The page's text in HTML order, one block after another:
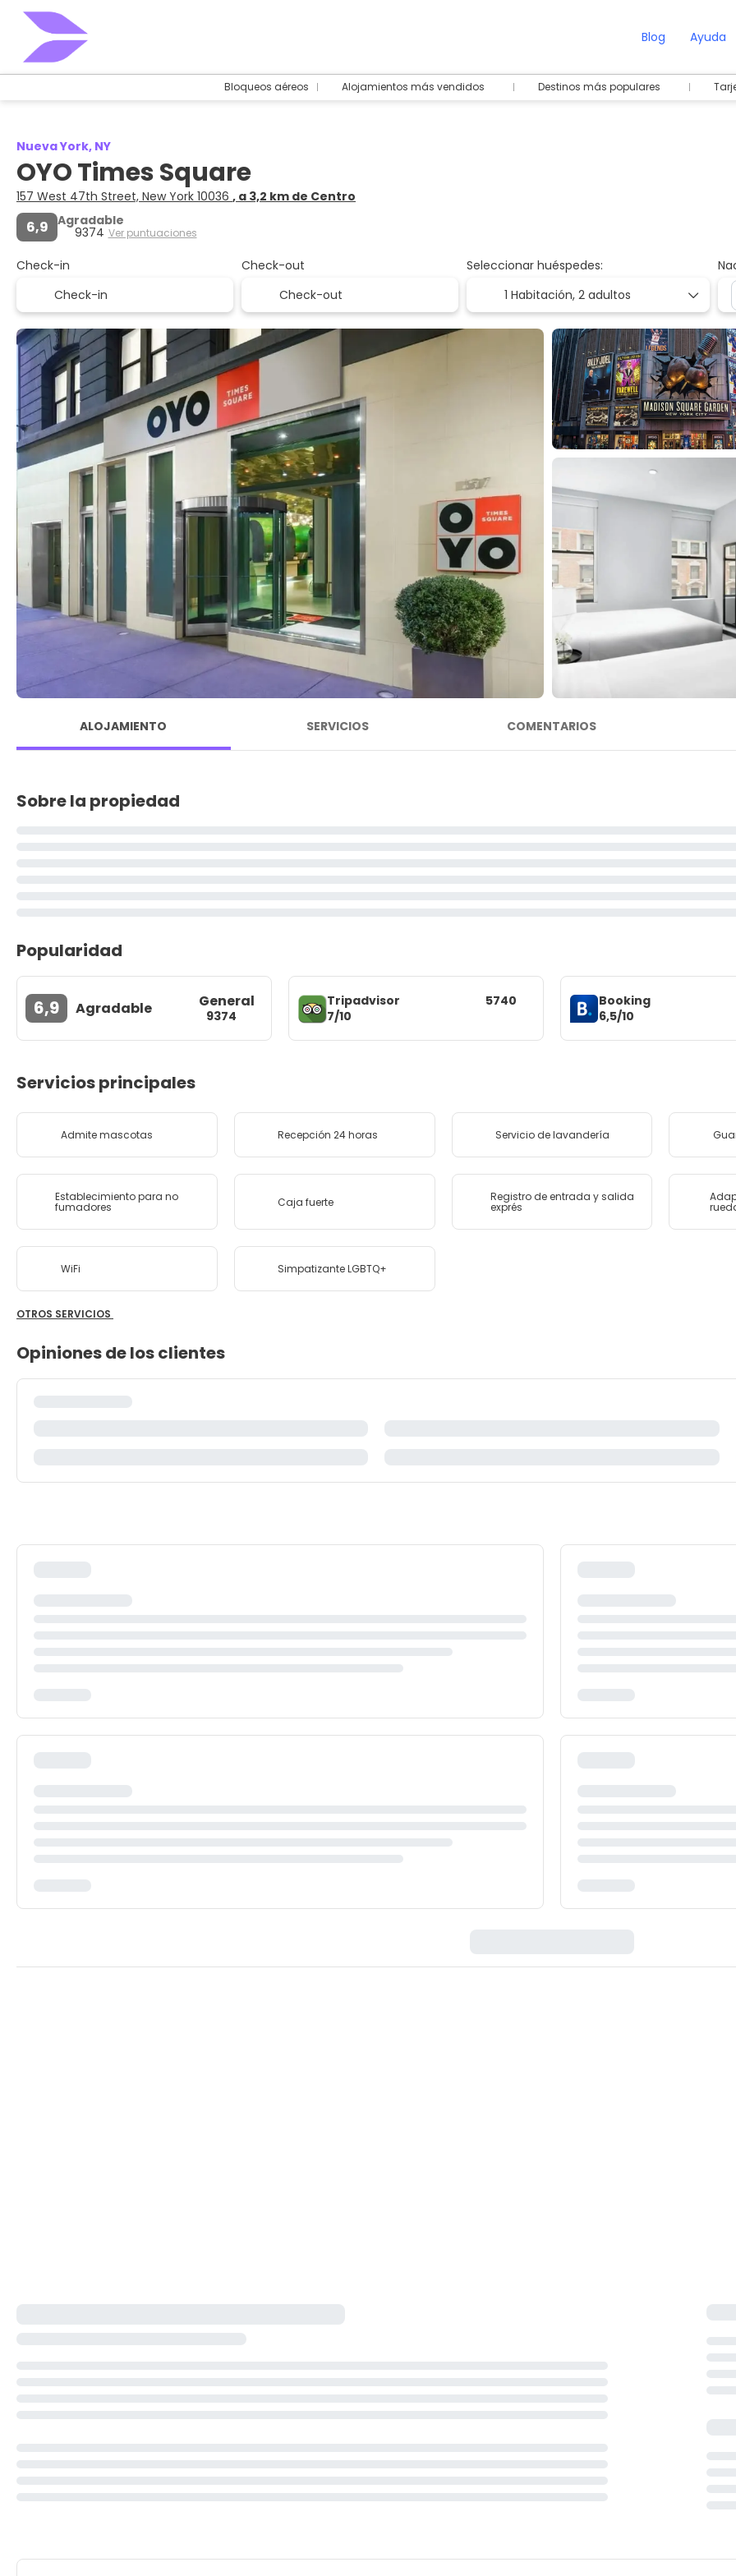
Blog Ayuda
Bloqueos aéreos Alojamientos más vendidos Destinos más populares
Nueva York, NY
OYO Times Square
157 West 47th Street, New York 10036 , a 3,2 km de Centro
6,9 Agradable
9374 Ver puntuaciones
Check-in
Check-out
Seleccionar huéspedes:
1 Habitación, 2 adultos
ALOJAMIENTO SERVICIOS COMENTARIOS
Sobre la propiedad
Popularidad
6,9 Agradable General
9374
Tripadvisor
7/10
5740
Booking
6,5/10
Servicios principales
Admite mascotas Recepción 24 horas Servicio de lavandería
Establecimiento para no
fumadores Caja fuerte Registro de entrada y salida
exprés
WiFi Simpatizante LGBTQ+
OTROS SERVICIOS
Opiniones de los clientes